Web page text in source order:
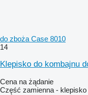
do zboża Case 8010
14
Klepisko do kombajnu
Cena na żądanie
Część zamienna -